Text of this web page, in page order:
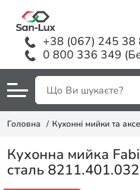
+38 (067) 245 38
0 800 336 349
Головна Кухонні мийки та
Кухонна мийка
сталь